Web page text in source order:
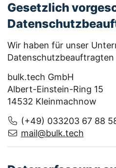
Gesetzlich
Wir haben für unser
Datenschutzbeauftragten
bulk.tech GmbH
Albert-Einstein-Ring 15
14532 Kleinmachnow
(+49) 033203 67 88
mail@bulk.tech